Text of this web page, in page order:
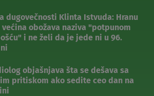
dugovečnosti Klinta Istvuda: Hranu
većina obožava naziva "potpunom
i ne želi da je jede ni u 96.
objašnjava šta se dešava sa
pritiskom ako sedite ceo dan na